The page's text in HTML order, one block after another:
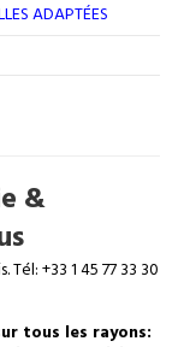
ADAPTÉES
&
+33 1 45 77 33 30
tous les rayons: